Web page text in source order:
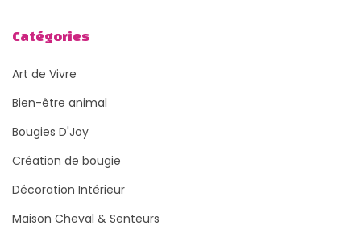
Catégories
Art de Vivre
Bien-être animal
Bougies D'Joy
Création de bougie
Décoration Intérieur
Maison Cheval & Senteurs